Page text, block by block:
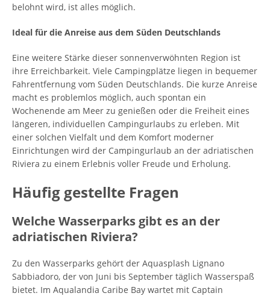
belohnt wird, ist alles möglich.
Ideal für die Anreise aus dem Süden Deutschlands
Eine weitere Stärke dieser sonnenverwöhnten Region ist
ihre Erreichbarkeit. Viele Campingplätze liegen in bequemer
Fahrentfernung vom Süden Deutschlands. Die kurze Anreise
macht es problemlos möglich, auch spontan ein
Wochenende am Meer zu genießen oder die Freiheit eines
längeren, individuellen Campingurlaubs zu erleben. Mit
einer solchen Vielfalt und dem Komfort moderner
Einrichtungen wird der Campingurlaub an der adriatischen
Riviera zu einem Erlebnis voller Freude und Erholung.
Häufig gestellte Fragen
Welche Wasserparks gibt es an der
adriatischen Riviera?
Zu den Wasserparks gehört der Aquasplash Lignano
Sabbiadoro, der von Juni bis September täglich Wasserspaß
bietet. Im Aqualandia Caribe Bay wartet mit Captain